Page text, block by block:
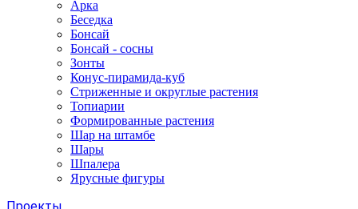
Арка
Беседка
Бонсай
Бонсай - сосны
Зонты
Конус-пирамида-куб
Стриженные и округлые растения
Топиарии
Формированные растения
Шар на штамбе
Шары
Шпалера
Ярусные фигуры